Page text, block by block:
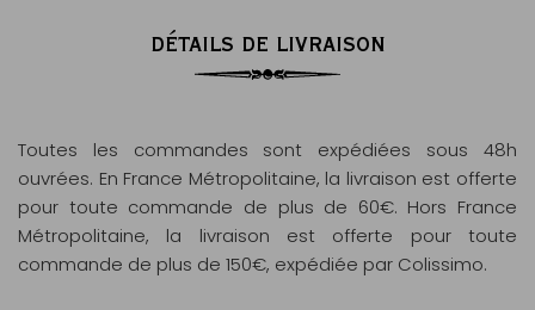
DÉTAILS DE LIVRAISON
Toutes les commandes sont expédiées sous 48h
ouvrées. En France Métropolitaine, la livraison est offerte
pour toute commande de plus de 60€. Hors France
Métropolitaine, la livraison est offerte pour toute
commande de plus de 150€, expédiée par Colissimo.